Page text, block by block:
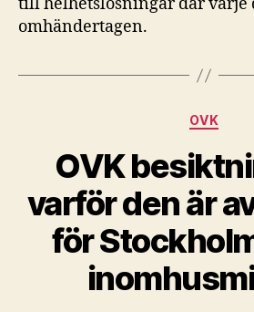
omhändertagen.
OVK
OVK
varför den är
för